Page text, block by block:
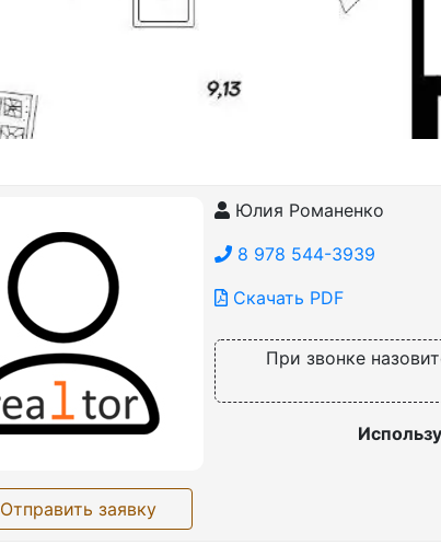
Отправить заявку
Юлия Романенко
8 978 544-3939
Скачать PDF
При звонке